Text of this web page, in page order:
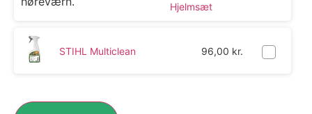
Hjelmsæt
STIHL Multiclean 96,00 kr.